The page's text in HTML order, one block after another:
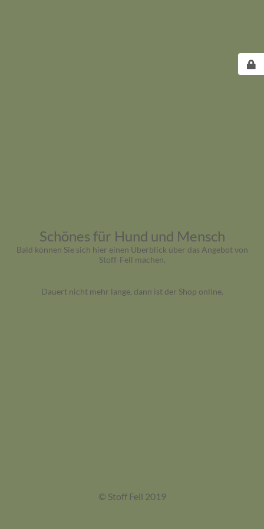
Schönes für Hund und Mensch
Bald können Sie sich hier einen Überblick über das Angebot von
Stoff-Fell machen.
Dauert nicht mehr lange, dann ist der Shop online.
© Stoff Fell 2019